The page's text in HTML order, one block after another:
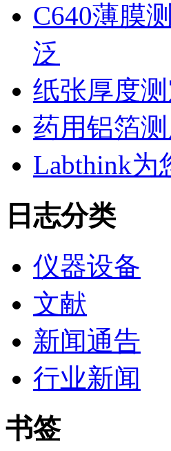
C640薄膜
泛
纸张厚度
药用铝箔
Labthink为
日志分类
仪器设备
文献
新闻通告
行业新闻
书签